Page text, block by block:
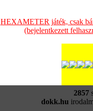
HEXAMETER játék, csak
(bejelentkezett
2857
dokk.hu